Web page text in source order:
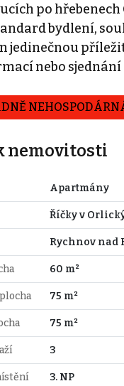
po
bydlení,
jedinečnou
nebo
nemovitosti
Apartmány
Říčky v
Rychnov nad
60 m²
75 m²
75 m²
3
3. NP